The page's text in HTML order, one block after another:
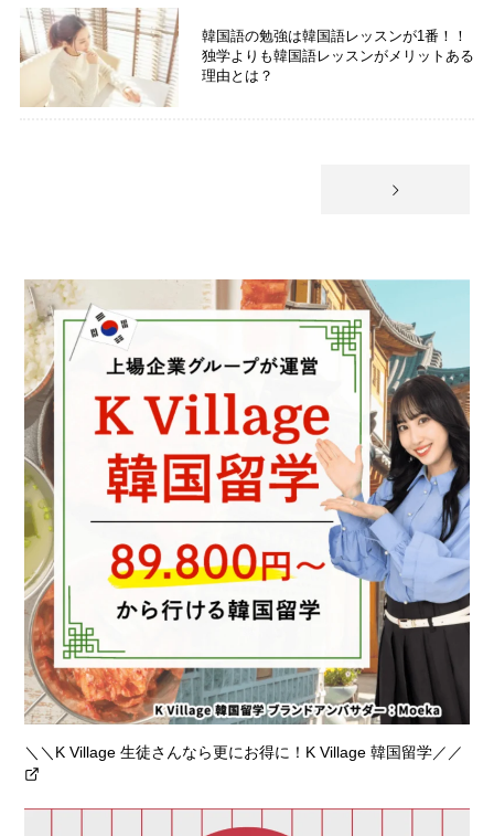
韓国語の勉強は韓国語レッスンが1番！！
独学よりも韓国語レッスンがメリットある
理由とは？
＼＼K Village 生徒さんなら更にお得に！K Village 韓国留学／／